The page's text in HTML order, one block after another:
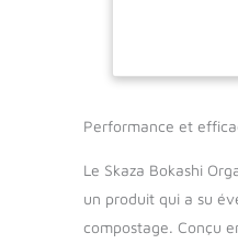
Performance et
Le Skaza Bokashi
un produit qui a su
compostage. Conçu